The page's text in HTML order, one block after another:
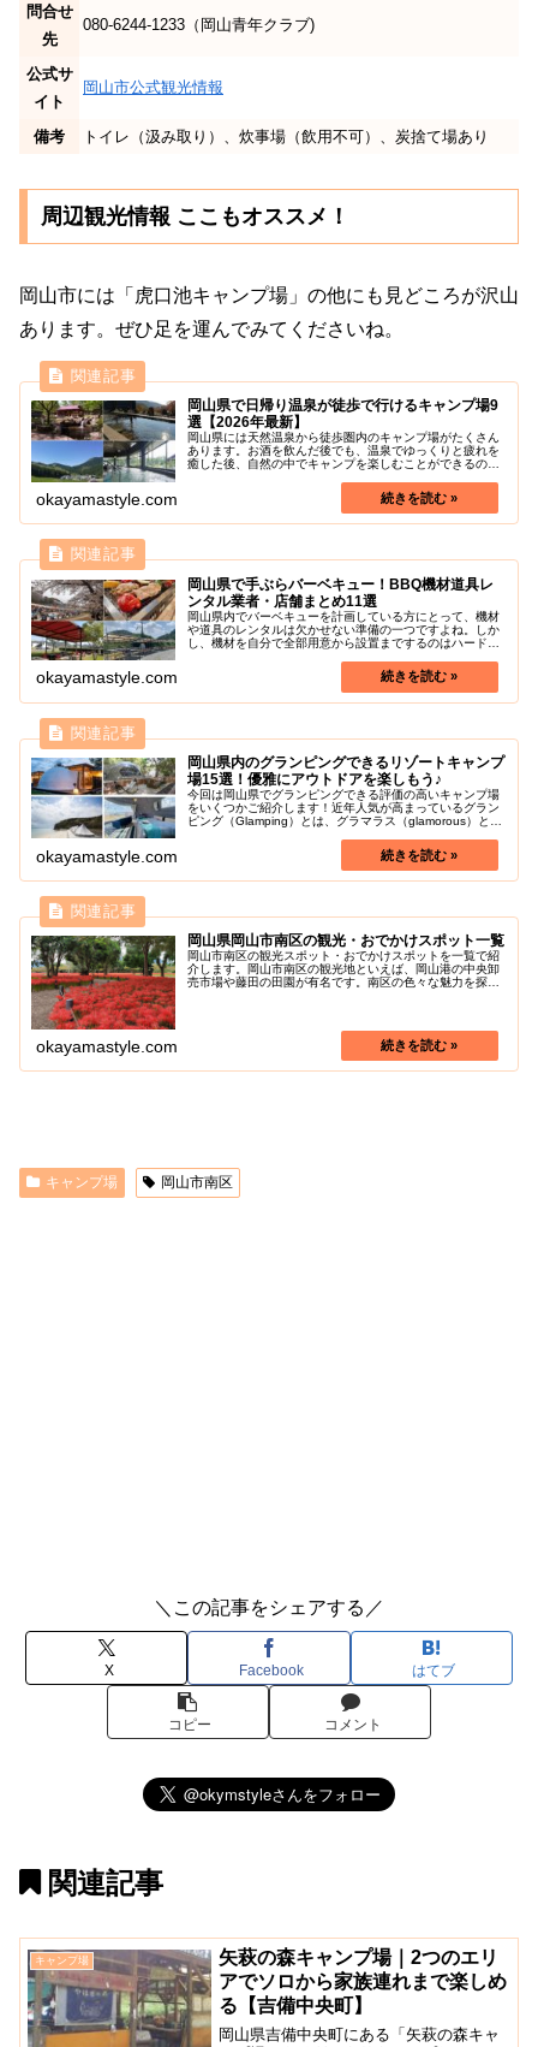
問合せ
先
080-6244-1233（岡山青年クラブ)
公式サ
イト
岡山市公式観光情報
備考 トイレ（汲み取り）、炊事場（飲用不可）、炭捨て場あり
周辺観光情報 ここもオススメ！
岡山市には「虎口池キャンプ場」の他にも見どころが沢山
あります。ぜひ足を運んでみてくださいね。
岡山県で日帰り温泉が徒歩で行けるキャンプ場9
選【2026年最新】
岡山県には天然温泉から徒歩圏内のキャンプ場がたくさん
あります。お酒を飲んだ後でも、温泉でゆっくりと疲れを
癒した後、自然の中でキャンプを楽しむことができるのは
泉まで徒歩圏内で楽しめるキャンプ...
okayamastyle.com
岡山県で手ぶらバーベキュー！BBQ機材道具レ
ンタル業者・店舗まとめ11選
岡山県内でバーベキューを計画している方にとって、機材
や道具のレンタルは欠かせない準備の一つですよね。しか
し、機材を自分で全部用意から設置までするのはハードル
ルすればよいのか分からないという...
okayamastyle.com
岡山県内のグランピングできるリゾートキャンプ
場15選！優雅にアウトドアを楽しもう♪
今回は岡山県でグランピングできる評価の高いキャンプ場
をいくつかご紹介します！近年人気が高まっているグラン
ピング（Glamping）とは、グラマラス（glamorous）とキ
okayamastyle.com
岡山県岡山市南区の観光・おでかけスポット一覧
岡山市南区の観光スポット・おでかけスポットを一覧で紹
介します。岡山市南区の観光地といえば、岡山港の中央卸
売市場や藤田の田園が有名です。南区の色々な魅力を探し
okayamastyle.com
キャンプ場 岡山市南区
＼この記事をシェアする／
X Facebook はてブ
コピー コメント
関連記事
キャンプ場
矢萩の森キャンプ場｜2つのエリ
アでソロから家族連れまで楽しめ
る【吉備中央町】
岡山県吉備中央町にある「矢萩の森キャ